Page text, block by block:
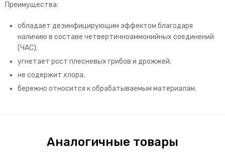
Преимущества:
обладает дезинфицирующим эффектом благодаря
наличию в составе четвертичноаммонийных соединений
(ЧАС);
угнетает рост плесневых грибов и дрожжей;
не содержит хлора;
бережно относится к обрабатываемым материалам.
Аналогичные товары